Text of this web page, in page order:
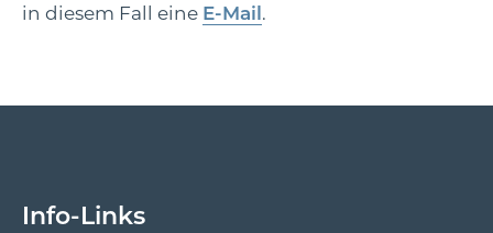
in diesem Fall eine E-Mail .
Info-Links